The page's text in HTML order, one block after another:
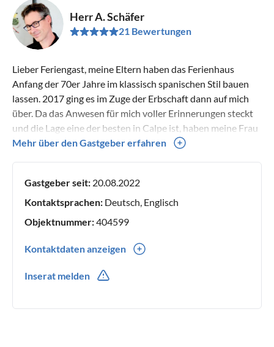
Herr A. Schäfer
21 Bewertungen
Lieber Feriengast, meine Eltern haben das Ferienhaus
Anfang der 70er Jahre im klassisch spanischen Stil bauen
lassen. 2017 ging es im Zuge der Erbschaft dann auf mich
über. Da das Anwesen für mich voller Erinnerungen steckt
und die Lage eine der besten in Calpe ist, haben meine Frau
und ich beschlossen, das Haus zu behalten und komplett zu
entstanden, welches keine Wünsche offen lässt. Es soll jetzt
allen Gästen dazu dienen, Ihren Traumurlaub zu
Mehr über den Gastgeber erfahren
Gastgeber seit: 20.08.2022
Kontaktsprachen: Deutsch, Englisch
Objektnummer:404599
Kontaktdaten anzeigen
Inserat melden